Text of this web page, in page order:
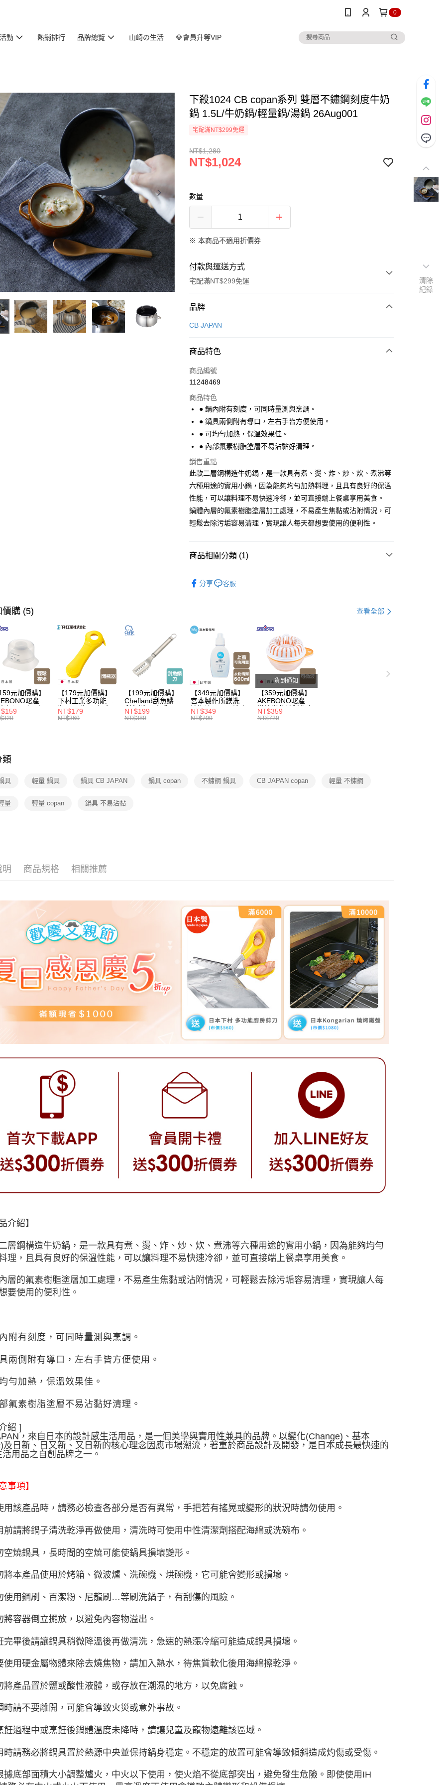
0
動 熱銷排行 品牌總覽 山崎の生活 💎會員升等VIP
下殺1024 CB copan系列 雙層不鏽鋼刻度牛奶
鍋 1.5L/牛奶鍋/輕量鍋/湯鍋 26Aug001
宅配滿NT$299免運
NT$1,280
NT$1,024
數量
※ 本商品不適用折價券
付款與運送方式
宅配滿NT$299免運
付款方式
信用卡一次付款
悠遊付
Google Pay
全盈+PAY
大哥付你分期
相關說明
【大哥付你分期使用說明】
1.本服務由台灣大哥大提供，台灣大哥大用戶可立即使用無須另外申請。
2.付款方式選擇「大哥付你分期」，訂單成立後會自動跳轉到大哥付的交易
流程，驗證手機門號後，選擇欲分期的期數、繳款截止日，確認付款後即
3.實際核准額度、可分期數及費用金額請依後續交易確認頁面所載為準。
4.訂單成立30分鐘內，如未前往確認交易或遇審核未通過，訂單將自動取
消。如遇「轉專審核」未通過狀況，表示未達大哥付你分期系統評分，恕
無法說明評估內容。
醒簡訊。
用戶於交易時，得透過本服務購買商品或服務，並由商店將買賣／分期付
2.基於同意付款使用「大哥付你分期」之契約關係目的，商店將以您的個人
資料（包含姓名、電話或地址）提供予台灣大哥大進項蒐集、處理及利
用，由本公司與您本人進行分期帳單所需資料之確認、核對及更正。
3.完整用戶服務條款，請詳閱以下連結：https://oppay.tw/userRule
ATM付款
運送方式
宅配【父親節大回饋】限時$299免運
每筆NT$150，滿NT$299(含以上)免運費
品牌
CB JAPAN
商品特色
商品編號
11248469
商品特色
● 鍋內附有刻度，可同時量測與烹調。
● 鍋具兩側附有導口，左右手皆方便使用。
● 可均勻加熱，保溫效果佳。
● 內部氟素樹脂塗層不易沾黏好清理。
銷售重點
此款二層鋼構造牛奶鍋，是一款具有煮、燙、炸、炒、炊、煮沸等
六種用途的實用小鍋，因為能夠均勻加熱料理，且具有良好的保溫
性能，可以讓料理不易快速冷卻，並可直接端上餐桌享用美食。
鍋體內層的氟素樹脂塗層加工處理，不易產生焦黏或沾附情況，可
輕鬆去除污垢容易清理，實現讓人每天都想要使用的便利性。
商品相關分類 (1)
分享
客服
價購 (5) 查看全部
元加價購】
曙產業
杯漏斗組(白)/
杯/米桶/量米
【179元加價購】
下村工業多功能開
瓶器/開瓶器/餐廚
用品/料理道具/任
NT$179
NT$360
【199元加價購】
Chefland刮魚鱗刀/
刮魚鱗器/廚房用
品/料理道具/任二
NT$199
NT$380
【349元加價購】
宮本製作所鎂洗衣
清潔液600ml/洗衣
精/洗衣鎂/洗衣用
NT$349
NT$700
貨到通知
【359元加價購】
AKEBONO曙產業
微波洋芋片製作盒/
料理盒/健康零食/
NT$359
NT$720
類
具 輕量 鍋具 鍋具 CB JAPAN 鍋具 copan 不鏽鋼 鍋具 CB JAPAN copan 輕量 不鏽鋼
量 輕量 copan 鍋具 不易沾黏
明 商品規格 相關推薦
介紹】
層鋼構造牛奶鍋，是一款具有煮、燙、炸、炒、炊、煮沸等六種用途的實用小鍋，因為能夠均勻
理，且具有良好的保溫性能，可以讓料理不易快速冷卻，並可直接端上餐桌享用美食。
層的氟素樹脂塗層加工處理，不易產生焦黏或沾附情況，可輕鬆去除污垢容易清理，實現讓人每
要使用的便利性。
附有刻度，可同時量測與烹調。
兩側附有導口，左右手皆方便使用。
勻加熱，保溫效果佳。
氟素樹脂塗層不易沾黏好清理。
紹 ]
，來自日本的設計感生活用品，是一個美學與實用性兼具的品牌。以變化(Change)、基本
及日新、日又新、又日新的核心理念因應市場潮流，著重於商品設計及開發，是日本成長最快速的
用品之自創品牌之一。
事項】
用該產品時，請務必檢查各部分是否有異常，手把若有搖晃或變形的狀況時請勿使用。
前請將鍋子清洗乾淨再做使用，清洗時可使用中性清潔劑搭配海綿或洗碗布。
空燒鍋具，長時間的空燒可能使鍋具損壞變形。
將本產品使用於烤箱、微波爐、洗碗機、烘碗機，它可能會變形或損壞。
使用鋼刷、百潔粉、尼龍刷…等刷洗鍋子，有刮傷的風險。
將容器倒立擺放，以避免內容物溢出。
完畢後請讓鍋具稍微降溫後再做清洗，急速的熱漲冷縮可能造成鍋具損壞。
使用硬金屬物體來除去燒焦物，請加入熱水，待焦質軟化後用海綿擦乾淨。
將產品置於鹽或酸性液體，或存放在潮濕的地方，以免腐蝕。
時請不要離開，可能會導致火災或意外事故。
飪過程中或烹飪後鍋體溫度未降時，請讓兒童及寵物遠離該區域。
時請務必將鍋具置於熱源中央並保持鍋身穩定。不穩定的放置可能會導致傾斜造成灼傷或受傷。
據底部面積大小調整爐火，中火以下使用，使火焰不從底部突出，避免發生危險。即使使用IH
清除
紀錄